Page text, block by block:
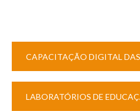
CAPACITAÇÃO DIGITAL
LABORATÓRIOS DE